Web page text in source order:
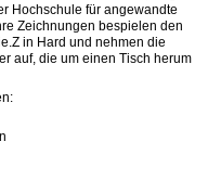
Hochschule für angewandte
Zeichnungen bespielen den
in Hard und nehmen die
auf, die um einen Tisch herum